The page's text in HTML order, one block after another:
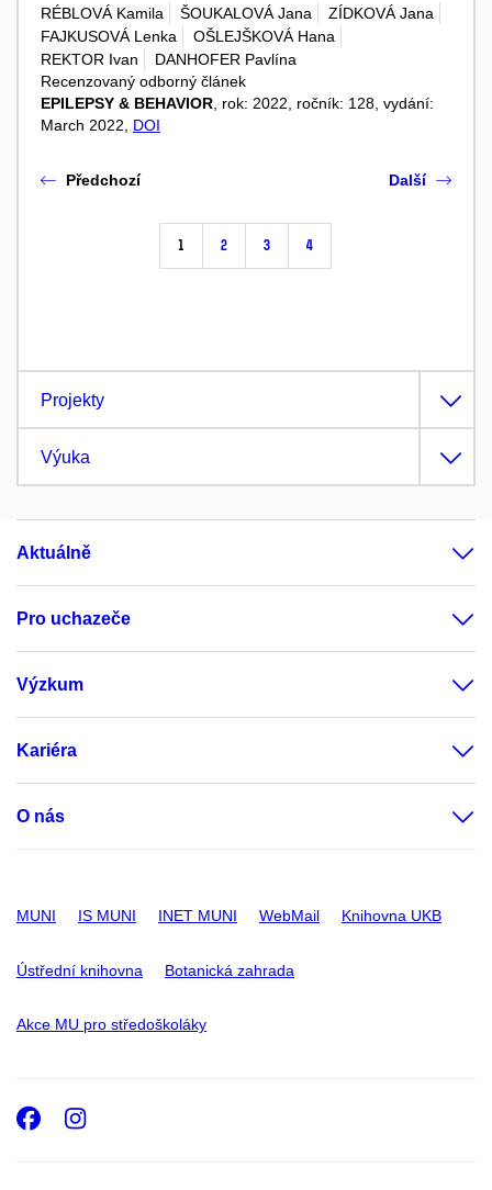
RÉBLOVÁ Kamila
ŠOUKALOVÁ Jana
ZÍDKOVÁ Jana
FAJKUSOVÁ Lenka
OŠLEJŠKOVÁ Hana
REKTOR Ivan
DANHOFER Pavlína
Recenzovaný odborný článek
EPILEPSY & BEHAVIOR, rok: 2022, ročník: 128, vydání:
March 2022, DOI
Předchozí
1 2 3 4
Další
Projekty
Výuka
Aktuálně
Pro uchazeče
Výzkum
Kariéra
O nás
MUNI IS MUNI INET MUNI WebMail Knihovna UKB
Ústřední knihovna Botanická zahrada
Akce MU pro středoškoláky
Facebook
Instagram